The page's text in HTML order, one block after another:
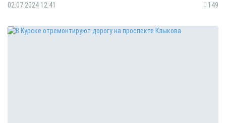
02.07.2024 12:41 149